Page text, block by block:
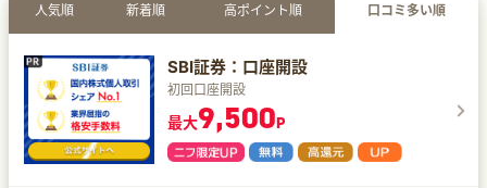
人気順 新着順 高ポイント順 口コミ多い順
SBI証券：口座開設
初回口座開設
最大9,500P